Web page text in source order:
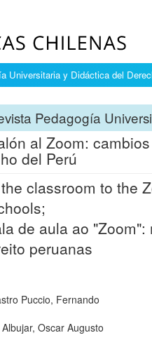
Universitaria y Didáctica del
Pedagogía
al Zoom:
del Perú
classroom to the
de aula ao
peruanas
Puccio, Fernando
Oscar Augusto